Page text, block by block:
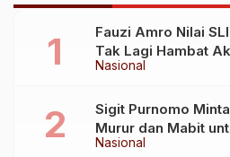
Nasional
Fauzi Amro Nilai
Tak Lagi Hambat
Nasional
Sigit Purnomo
Murur dan Mabit
Haji